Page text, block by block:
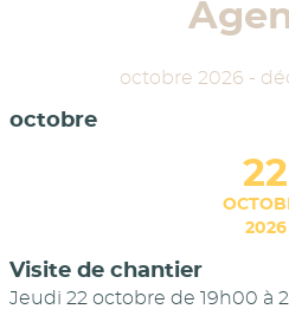
octobre 2026 -
octobre
22
2026
Visite de chantier
Jeudi 22 octobre de 19h00 à